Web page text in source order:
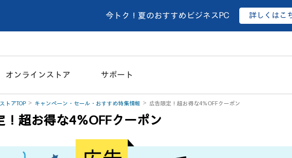
今トク！夏のおすすめビジネスPC 詳しくはこ
オンラインストア サポート
トアTOP キャンペーン・セール・おすすめ特集情報 広告限定！超お得な4％OFFクーポン
！超お得な4％OFFクーポン